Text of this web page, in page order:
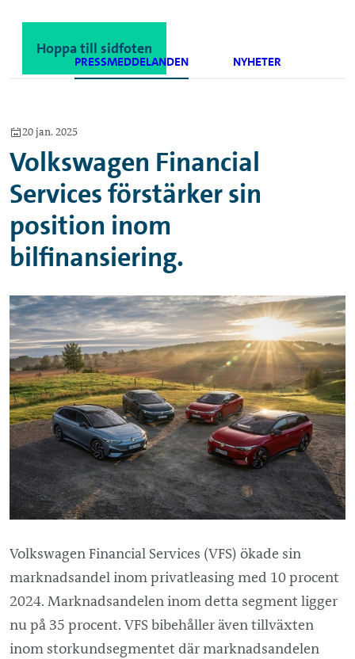
Hoppa till innehåll
Hoppa till sidfoten
PRESSMEDDELANDEN NYHETER
20 jan. 2025
Volkswagen Financial
Services förstärker sin
position inom
bilfinansiering.
Volkswagen Financial Services (VFS) ökade sin
marknadsandel inom privatleasing med 10 procent
2024. Marknadsandelen inom detta segment ligger
nu på 35 procent. VFS bibehåller även tillväxten
inom storkundsegmentet där marknadsandelen